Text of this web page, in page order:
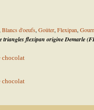
Blancs d'oeufs, Goûter, Flexipan,
triangles flexipan origine Demarle